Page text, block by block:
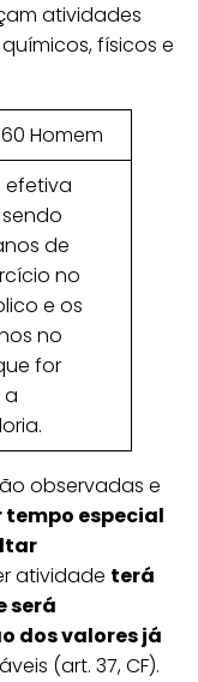
atividades
físicos e
Homem
efetiva
de
no
e os
no
for
observadas e
tempo especial
atividade terá
será
dos valores já
(art. 37, CF).